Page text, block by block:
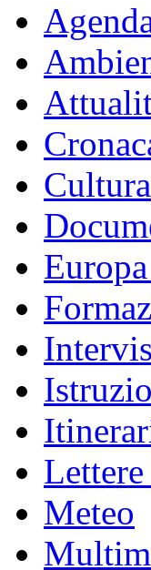
Cultura
Meteo